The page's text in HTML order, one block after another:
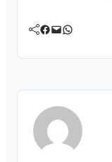
Facebook Mail WhatsApp